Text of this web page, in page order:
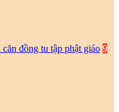
đồng tu tập phật giáo 9